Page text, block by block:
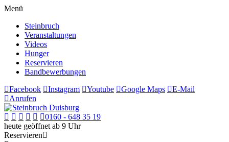
Menü
Steinbruch
Veranstaltungen
Videos
Hunger
Reservieren
Bandbewerbungen
Facebook
Instagram Youtube Google Maps
E-Mail
Anrufen
0160 - 648 35 19
heute geöffnet ab 9 Uhr
Reservieren